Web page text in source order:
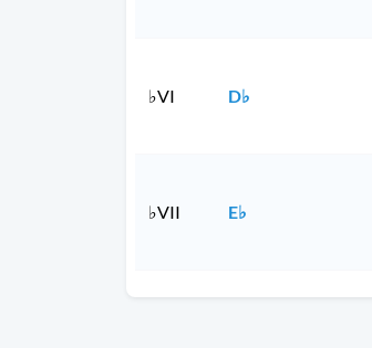
♭VI D♭
♭VII E♭